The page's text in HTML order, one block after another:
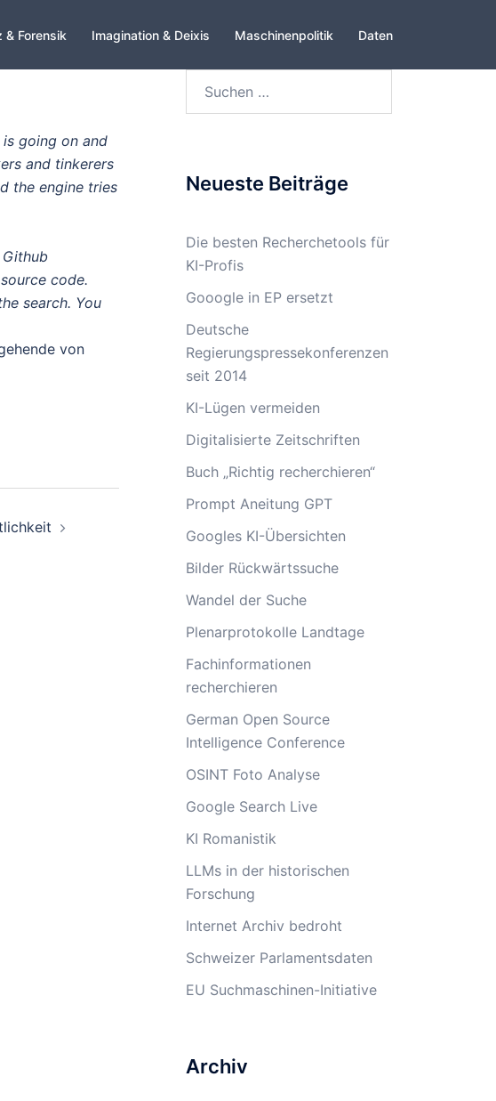
& Forensik Imagination & Deixis Maschinenpolitik Daten
going on and
and tinkerers
the engine tries
code.
search. You
von
Neueste Beiträge
Die besten Recherchetools für
KI-Profis
Gooogle in EP ersetzt
Deutsche
Regierungspressekonferenzen
seit 2014
KI-Lügen vermeiden
Digitalisierte Zeitschriften
Buch „Richtig recherchieren“
Prompt Aneitung GPT
Googles KI-Übersichten
Bilder Rückwärtssuche
Wandel der Suche
Plenarprotokolle Landtage
Fachinformationen
recherchieren
German Open Source
Intelligence Conference
OSINT Foto Analyse
Google Search Live
KI Romanistik
LLMs in der historischen
Forschung
Internet Archiv bedroht
Schweizer Parlamentsdaten
EU Suchmaschinen-Initiative
Archiv